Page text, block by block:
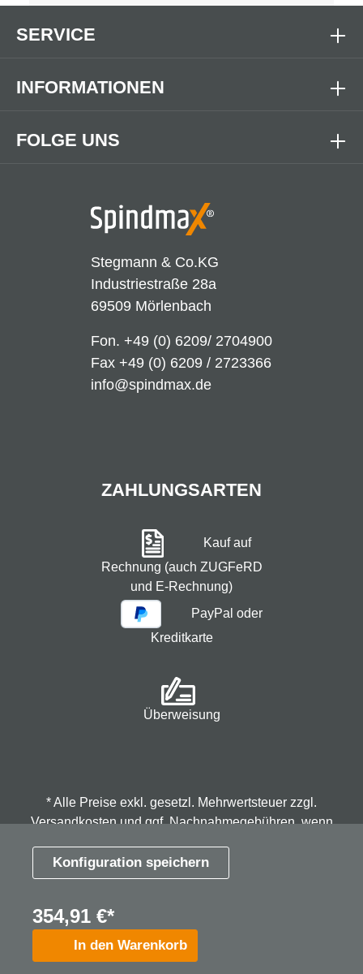
Konfiguration speichern
354,91 €*
In den Warenkorb
Stegmann & Co.KG
Industriestraße 28a
69509 Mörlenbach
Fon. +49 (0) 6209/ 2704900
Fax +49 (0) 6209 / 2723366
info@spindmax.de
FOLGE UNS
SERVICE
INFORMATIONEN
ZAHLUNGSARTEN
Kauf auf
Rechnung (auch ZUGFeRD
und E-Rechnung)
PayPal oder
Kreditkarte
Überweisung
* Alle Preise exkl. gesetzl. Mehrwertsteuer zzgl.
Versandkostenund ggf. Nachnahmegebühren, wenn